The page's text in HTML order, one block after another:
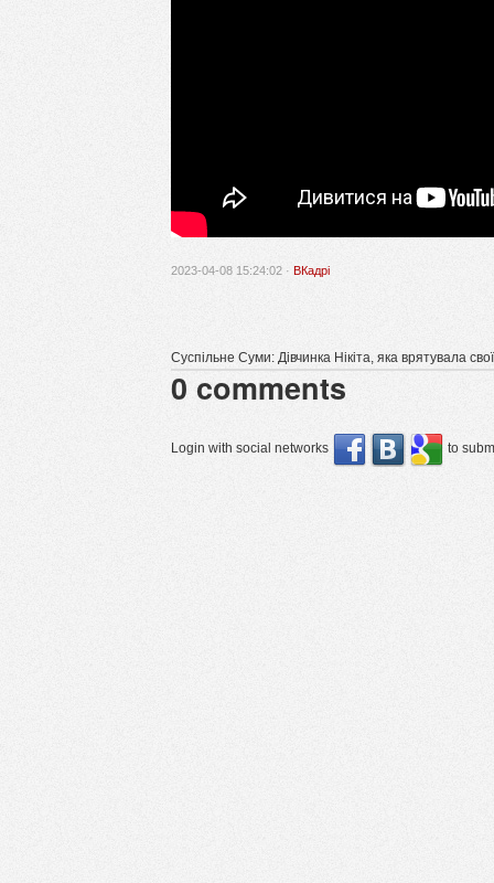
2023-04-08 15:24:02 · ВКадрі
Суспільне Суми: Дівчинка Нікіта, яка врятувала
0 comments
Login with social networks to